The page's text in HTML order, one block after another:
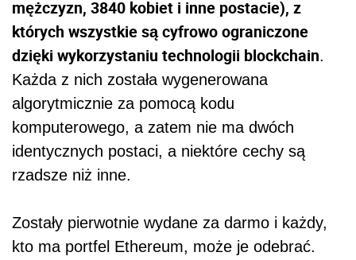
mężczyzn, 3840 kobiet i inne postacie), z
których wszystkie są cyfrowo ograniczone
dzięki wykorzystaniu technologii blockchain.
Każda z nich została wygenerowana
algorytmicznie za pomocą kodu
komputerowego, a zatem nie ma dwóch
identycznych postaci, a niektóre cechy są
rzadsze niż inne.
Zostały pierwotnie wydane za darmo i każdy,
kto ma portfel Ethereum, może je odebrać.